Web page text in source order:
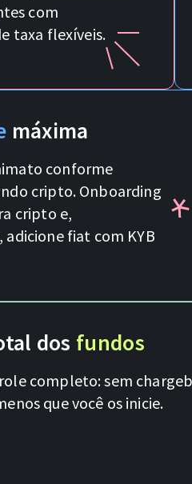
com
taxa flexíveis.
máxima
conforme
cripto. Onboarding
cripto e,
fiat com KYB
dos fundos
completo: sem
que você os inicie.